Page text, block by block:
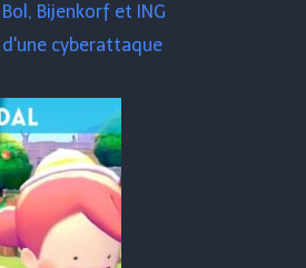
Bijenkorf et ING
d'une cyberattaque